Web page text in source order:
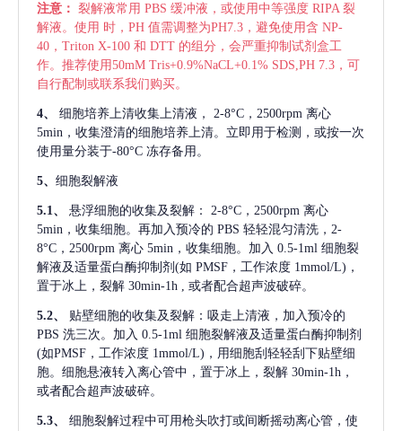
注意： 裂解液常用 PBS 缓冲液，或使用中等强度 RIPA 裂
解液。使用 时，PH 值需调整为PH7.3，避免使用含 NP-
40，Triton X-100 和 DTT 的组分，会严重抑制试剂盒工
作。推荐使用50mM Tris+0.9%NaCL+0.1% SDS,PH 7.3，可
自行配制或联系我们购买。
4、 细胞培养上清收集上清液，
2-8°C，2500rpm 离心
5min，收集澄清的细胞培养上清。立即用于检测，或按一次
使用量分装于-80°C 冻存备用。
5、 细胞裂解液
5.1、 悬浮细胞的收集及裂解：
2-8°C，2500rpm 离心
5min，收集细胞。再加入预冷的 PBS 轻轻混匀清洗，2-
8°C，2500rpm 离心 5min，收集细胞。加入 0.5-1ml 细胞裂
解液及适量蛋白酶抑制剂(如 PMSF，工作浓度 1mmol/L)，
置于冰上，裂解 30min-1h , 或者配合超声波破碎。
5.2、
贴壁细胞的收集及裂解：吸走上清液，加入预冷的
PBS 洗三次。加入 0.5-1ml 细胞裂解液及适量蛋白酶抑制剂
(如PMSF，工作浓度 1mmol/L)，用细胞刮轻轻刮下贴壁细
胞。细胞悬液转入离心管中，置于冰上，裂解 30min-1h，
或者配合超声波破碎。
5.3、
细胞裂解过程中可用枪头吹打或间断摇动离心管，使